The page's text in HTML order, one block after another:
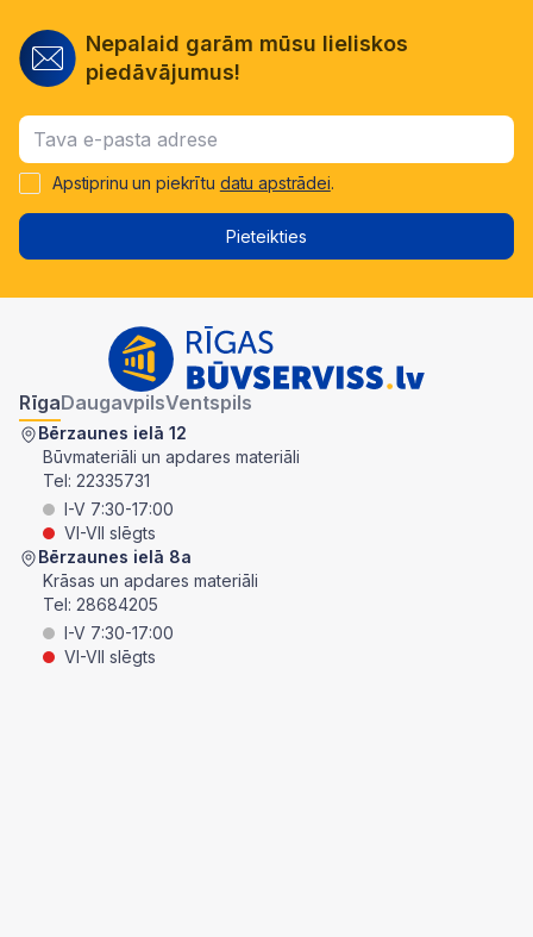
Nepalaid garām mūsu lieliskos
piedāvājumus!
Apstiprinu un piekrītu datu apstrādei.
Pieteikties
RīgaDaugavpilsVentspils
Bērzaunes ielā 12
Būvmateriāli un apdares materiāli
Tel: 22335731
I-V 7:30-17:00
VI-VII slēgts
Bērzaunes ielā 8a
Krāsas un apdares materiāli
Tel: 28684205
I-V 7:30-17:00
VI-VII slēgts